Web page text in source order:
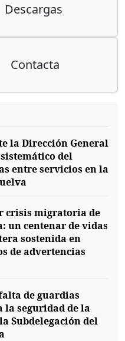
Descargas
Contacta
la Dirección General
del
entre servicios en la
crisis migratoria de
un centenar de vidas
sostenida en
de advertencias
de guardias
la seguridad de la
Subdelegación del